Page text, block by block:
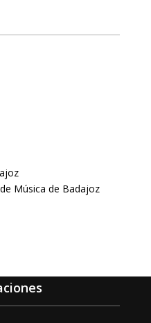
Música de Badajoz